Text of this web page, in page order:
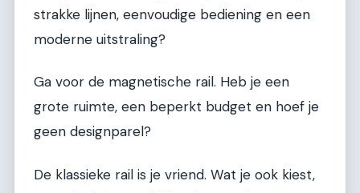
strakke lijnen, eenvoudige bediening en een
moderne uitstraling?
Ga voor de magnetische rail. Heb je een
grote ruimte, een beperkt budget en hoef je
geen designparel?
De klassieke rail is je vriend. Wat je ook kiest,